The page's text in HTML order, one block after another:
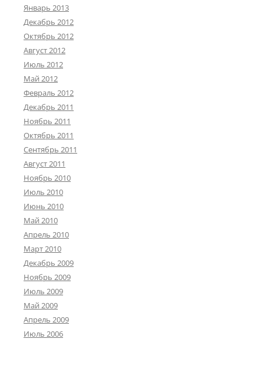
Январь 2013
Декабрь 2012
Октябрь 2012
Август 2012
Июль 2012
Май 2012
Февраль 2012
Декабрь 2011
Ноябрь 2011
Октябрь 2011
Сентябрь 2011
Август 2011
Ноябрь 2010
Июль 2010
Июнь 2010
Май 2010
Апрель 2010
Март 2010
Декабрь 2009
Ноябрь 2009
Июль 2009
Май 2009
Апрель 2009
Июль 2006